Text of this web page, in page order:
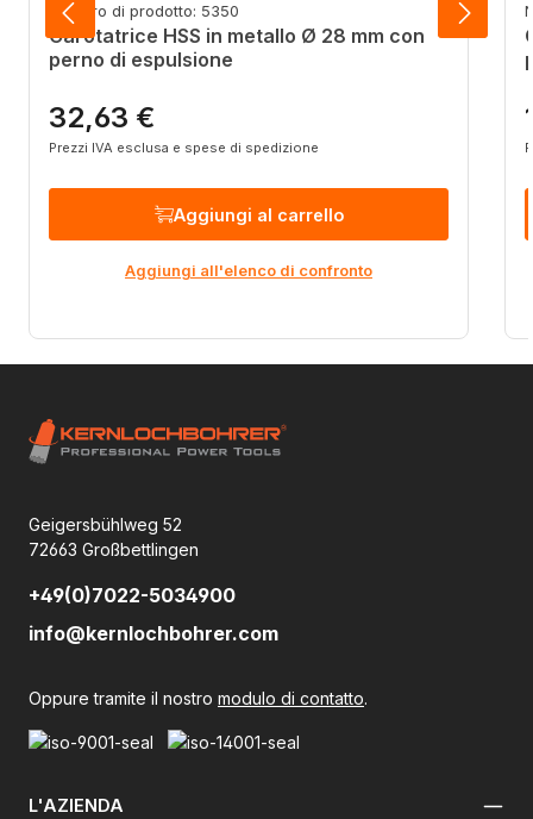
Numero di prodotto: 5350
Carotatrice HSS in metallo Ø 28 mm con
perno di espulsione
Prezzo normale:
32,63 €
Prezzi IVA esclusa e spese di spedizione
Aggiungi al carrello
Aggiungi all'elenco di confronto
Geigersbühlweg 52
72663 Großbettlingen
+49(0)7022-5034900
info@kernlochbohrer.com
Oppure tramite il nostro modulo di contatto.
L'AZIENDA